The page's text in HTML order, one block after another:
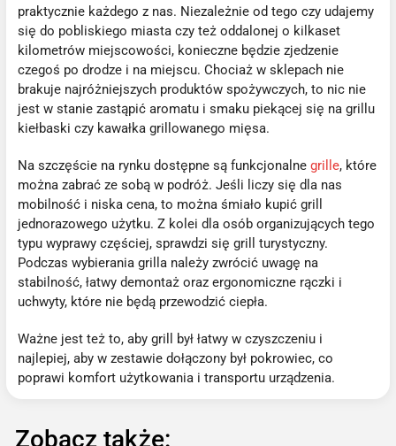
praktycznie każdego z nas. Niezależnie od tego czy udajemy
się do pobliskiego miasta czy też oddalonej o kilkaset
kilometrów miejscowości, konieczne będzie zjedzenie
czegoś po drodze i na miejscu. Chociaż w sklepach nie
brakuje najróżniejszych produktów spożywczych, to nic nie
jest w stanie zastąpić aromatu i smaku piekącej się na grillu
kiełbaski czy kawałka grillowanego mięsa.
Na szczęście na rynku dostępne są funkcjonalnegrille, które
można zabrać ze sobą w podróż. Jeśli liczy się dla nas
mobilność i niska cena, to można śmiało kupić grill
jednorazowego użytku. Z kolei dla osób organizujących tego
typu wyprawy częściej, sprawdzi się grill turystyczny.
Podczas wybierania grilla należy zwrócić uwagę na
stabilność, łatwy demontaż oraz ergonomiczne rączki i
uchwyty, które nie będą przewodzić ciepła.
Ważne jest też to, aby grill był łatwy w czyszczeniu i
najlepiej, aby w zestawie dołączony był pokrowiec, co
poprawi komfort użytkowania i transportu urządzenia.
Zobacz także: